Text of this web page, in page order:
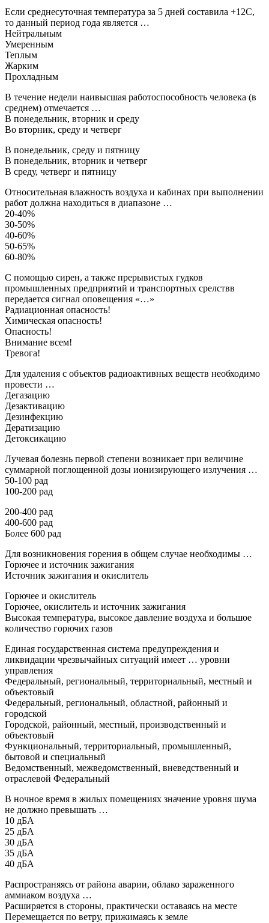
Если среднесуточная температура за 5 дней составила +12С,
то данный период года является …
Нейтральным
Умеренным
Теплым
Жарким
Прохладным
В течение недели наивысшая работоспособность человека (в
среднем) отмечается …
В понедельник, вторник и среду
Во вторник, среду и четверг
В понедельник, среду и пятницу
В понедельник, вторник и четверг
В среду, четверг и пятницу
Относительная влажность воздуха и кабинах при выполнении
работ должна находиться в диапазоне …
20-40%
30-50%
40-60%
50-65%
60-80%
С помощью сирен, а также прерывистых гудков
промышленных предприятий и транспортных срелствв
передается сигнал оповещения «…»
Радиационная опасность!
Химическая опасность!
Опасность!
Внимание всем!
Тревога!
Для удаления с объектов радиоактивных веществ необходимо
провести …
Дегазацию
Дезактивацию
Дезинфекцию
Дератизацию
Детоксикацию
Лучевая болезнь первой степени возникает при величине
суммарной поглощенной дозы ионизирующего излучения …
50-100 рад
100-200 рад
200-400 рад
400-600 рад
Более 600 рад
Для возникновения горения в общем случае необходимы …
Горючее и источник зажигания
Источник зажигания и окислитель
Горючее и окислитель
Горючее, окислитель и источник зажигания
Высокая температура, высокое давление воздуха и большое
количество горючих газов
Единая государственная система предупреждения и
ликвидации чрезвычайных ситуаций имеет … уровни
управления
Федеральный, региональный, территориальный, местный и
объектовый
Федеральный, региональный, областной, районный и
городской
Городской, районный, местный, производственный и
объектовый
Функциональный, территориальный, промышленный,
бытовой и специальный
Ведомственный, межведомственный, вневедственный и
отраслевой Федеральный
В ночное время в жилых помещениях значение уровня шума
не должно превышать …
10 дБА
25 дБА
30 дБА
35 дБА
40 дБА
Распространяясь от района аварии, облако зараженного
аммиаком воздуха …
Расширяется в стороны, практически оставаясь на месте
Перемещается по ветру, прижимаясь к земле